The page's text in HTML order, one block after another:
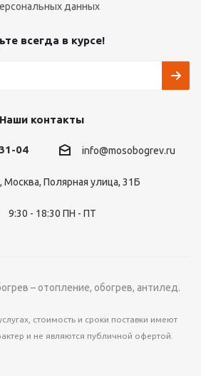
данных
всегда в курсе!
Наши контакты
04 info@mosobogrev.ru
Москва, Полярная улица, 31Б
9:30 - 18:30 ПН - ПТ
– отопление, обогрев, антилед.
стоимость и сроки поставки имеют
и не являются публичной офертой.